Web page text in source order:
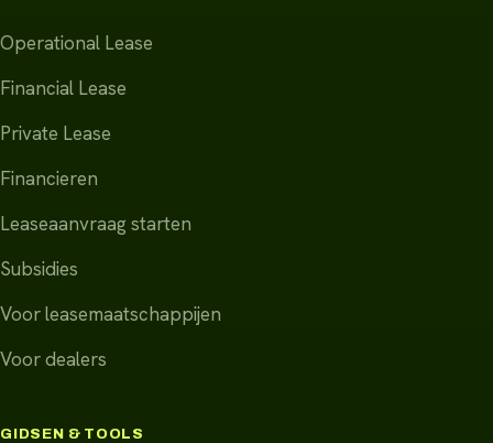
Operational Lease
Financial Lease
Private Lease
Financieren
Leaseaanvraag starten
Subsidies
Voor leasemaatschappijen
Voor dealers
GIDSEN & TOOLS